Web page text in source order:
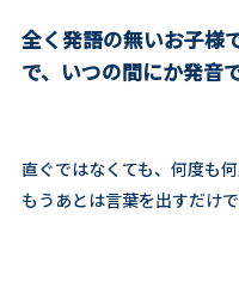
全く発語の無いお子様
で、いつの間にか発音
直ぐではなくても、何度も
もうあとは言葉を出すだけで